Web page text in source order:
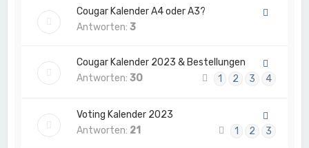
Cougar Kalender A4 oder A3?
Antworten:3
Cougar Kalender 2023 & Bestellungen
Antworten:30 1 2 3 4
Voting Kalender 2023
Antworten: 21 1 2 3